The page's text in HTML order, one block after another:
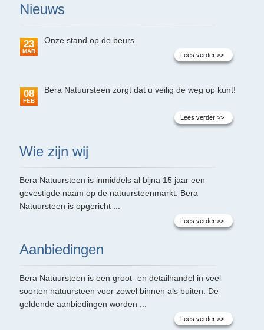
Nieuws
23
MAR
Onze stand op de beurs.
Lees verder >>
08
FEB
Bera Natuursteen zorgt dat u veilig de weg op kunt!
Lees verder >>
Wie zijn wij
Bera Natuursteen is inmiddels al bijna 15 jaar een
gevestigde naam op de natuursteenmarkt. Bera
Natuursteen is opgericht ...
Lees verder >>
Aanbiedingen
Bera Natuursteen is een groot- en detailhandel in veel
soorten natuursteen voor zowel binnen als buiten. De
geldende aanbiedingen worden ...
Lees verder >>